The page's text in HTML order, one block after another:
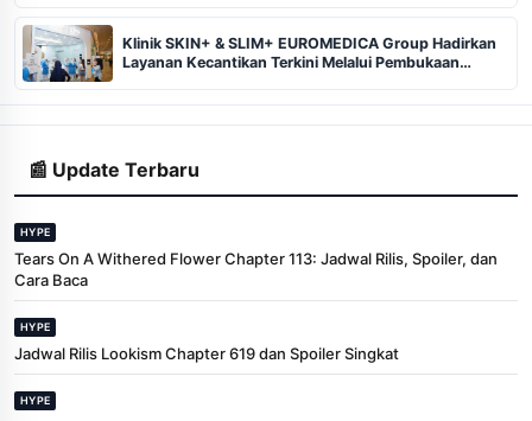
Klinik SKIN+ & SLIM+ EUROMEDICA Group Hadirkan
Layanan Kecantikan Terkini Melalui Pembukaan
📰 Update Terbaru
HYPE
Tears On A Withered Flower Chapter 113: Jadwal Rilis, Spoiler, dan
Cara Baca
HYPE
Jadwal Rilis Lookism Chapter 619 dan Spoiler Singkat
HYPE